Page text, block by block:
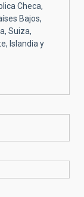
Checa,
Bajos,
Suiza,
Islandia y